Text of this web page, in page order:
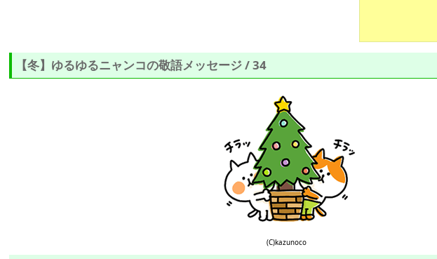
【冬】ゆるゆるニャンコの敬語メッセージ / 34
(C)kazunoco